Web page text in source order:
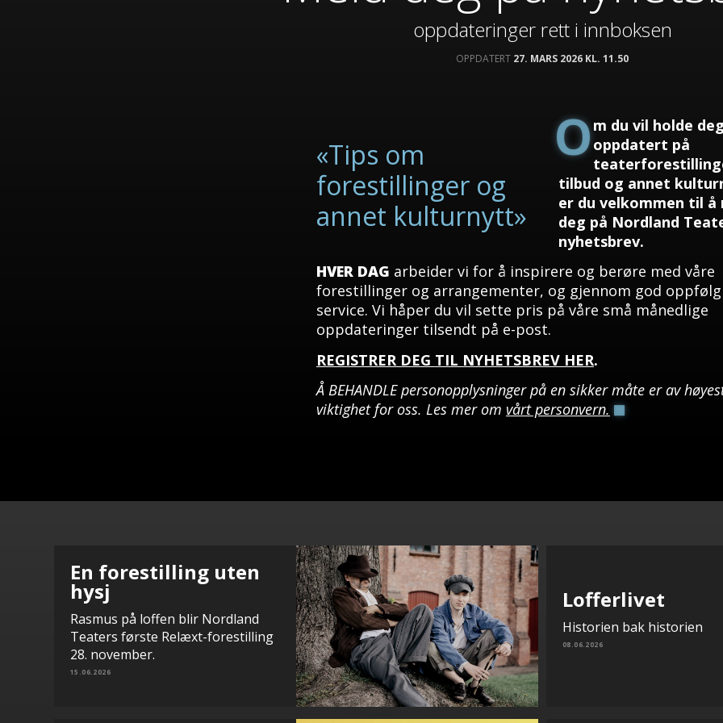
oppdateringer rett i innboksen
OPPDATERT 27. MARS 2026 KL. 11.50
«Tips om
forestillinger og
annet kulturnytt»
Om du vil holde
oppdatert på
tilbud og annet
er du velkommen til å
deg på Nordland
nyhetsbrev.
HVER DAG arbeider vi for å inspirere og berøre med våre
forestillinger og arrangementer, og gjennom god
service. Vi håper du vil sette pris på våre små månedlige
oppdateringer tilsendt på e-post.
REGISTRER DEG TIL NYHETSBREV HER.
Å BEHANDLEpersonopplysninger på en sikker måte er av
viktighet for oss. Les mer om vårt personvern.
En forestilling uten
hysj
Rasmus på loffen blir Nordland
Teaters første Relæxt-forestilling
28. november.
15.06.2026
Lofferlivet
Historien bak historien
08.06.2026